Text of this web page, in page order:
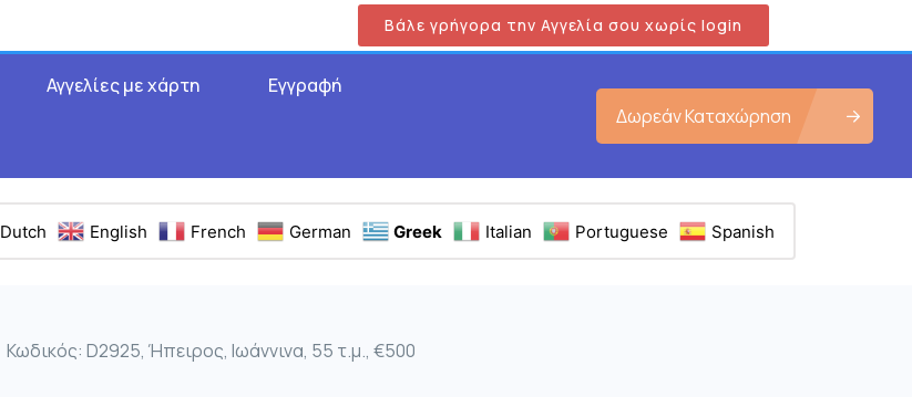
Βάλε γρήγορα την Αγγελία σου χωρίς login
Αγγελίες με χάρτη Εγγραφή
Δωρεάν Καταχώρηση
Dutch English French German Greek Italian Portuguese Spanish
Κωδικός: D2925, Ήπειρος, Ιωάννινα, 55 τ.μ., €500